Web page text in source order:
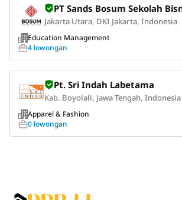
PT Sands Bosum Sekolah
Jakarta Utara, DKI Jakarta, Indonesia
Education Management
4 lowongan
Pt. Sri Indah Labetama
Kab. Boyolali, Jawa Tengah, Indonesia
Apparel & Fashion
0 lowongan